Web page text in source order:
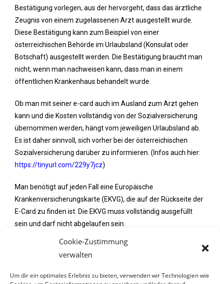
Cookie-Zustimmung
verwalten
Um dir ein optimales Erlebnis zu bieten, verwenden wir Technologien wie
Bestätigung vorlegen, aus der hervorgeht, dass das ärztliche
Zeugnis von einem zugelassenen Arzt ausgestellt wurde.
Diese Bestätigung kann zum Beispiel von einer
österreichischen Behörde im Urlaubsland (Konsulat oder
Botschaft) ausgestellt werden. Die Bestätigung braucht man
nicht, wenn man nachweisen kann, dass man in einem
öffentlichen Krankenhaus behandelt wurde.
Ob man mit seiner e-card auch im Ausland zum Arzt gehen
kann und die Kosten vollständig von der Sozialversicherung
übernommen werden, hängt vom jeweiligen Urlaubsland ab.
Es ist daher sinnvoll, sich vorher bei der österreichischen
Sozialversicherung darüber zu informieren. (Infos auch hier:
https://tinyurl.com/229y7jcz)
Man benötigt auf jeden Fall eine Europäische
Krankenversicherungskarte (EKVG), die auf der Rückseite der
E-Card zu finden ist. Die EKVG muss vollständig ausgefüllt
sein und darf nicht abgelaufen sein.
22. Juli 2024